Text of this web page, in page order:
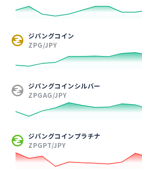
ジパングコイン
ZPG/JPY
ジパングコインシルバー
ZPGAG/JPY
ジパングコインプラチナ
ZPGPT/JPY